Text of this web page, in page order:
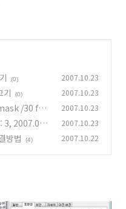
(0) 2007.10.23
기 (0) 2007.10.23
/30 for
2007.10.23
3, 2007.09.
2007.10.23
방법 (4) 2007.10.22